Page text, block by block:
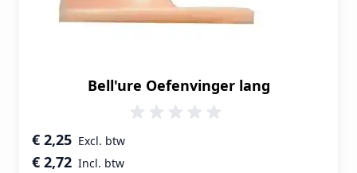
Bell'ure Oefenvinger lang
Speciale prijs
€ 2,72
€ 2,25